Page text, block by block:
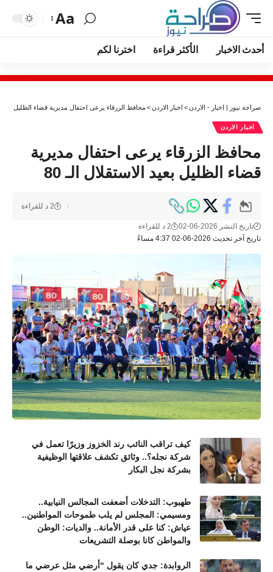
Aa
أحدث الاخبار الأكثر قراءة اخترنا لكم
صراحة نيوز | اخبار - الاردن> اخبار الاردن> محافظ الزرقاء يرعى احتفال مديرية قضاء الظليل بعيد
اخبار الاردن
محافظ الزرقاء يرعى احتفال مديرية
قضاء الظليل بعيد الاستقلال الـ 80
تاريخ آخر تحديث 2026-06-02 4:37 مساءً
تاريخ النشر 2026-06-02 2 د للقراءة
2 د للقراءة
كيف تراقب النائب رند الخزوز وزيرًا تعمل في
شركة نجله؟.. وثائق تكشف علاقتها الوظيفية
بشركة نجل البكار
طهبوب: التدخلات أضعفت المجالس النيابية..
ومسيمي: المجلس لم يلب طموحات المواطنين..
عياش: كنا على قدر الأمانة.. والديات: الوطن
والمواطن كانا بوصلة التشريعات
الروابدة: جدي كان يقول “أرضي مثل عرضي ما